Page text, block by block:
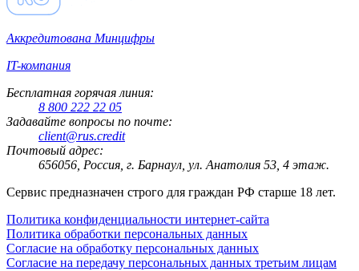
Аккредитована Минцифры
IT-компания
Бесплатная горячая линия:
8 800 222 22 05
Задавайте вопросы по почте:
client@rus.credit
Почтовый адрес:
656056, Россия, г. Барнаул, ул. Анатолия 53, 4 этаж.
Сервис предназначен строго для граждан РФ старше 18 лет.
Политика конфиденциальности интернет-сайта
Политика обработки персональных данных
Согласие на обработку персональных данных
Согласие на передачу персональных данных третьим лицам